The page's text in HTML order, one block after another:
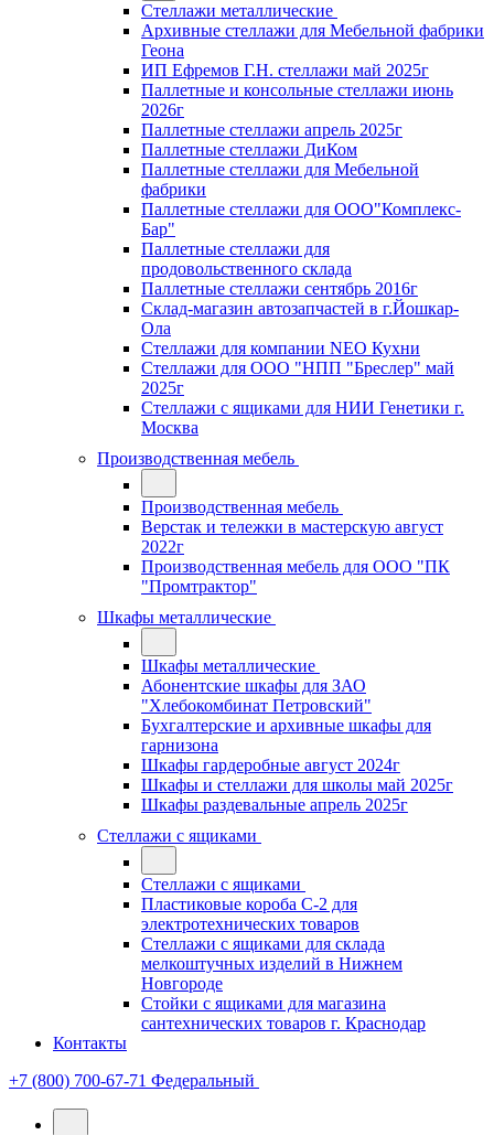
Стеллажи металлические
Архивные стеллажи для Мебельной фабрики
Геона
ИП Ефремов Г.Н. стеллажи май 2025г
Паллетные и консольные стеллажи июнь
2026г
Паллетные стеллажи апрель 2025г
Паллетные стеллажи ДиКом
Паллетные стеллажи для Мебельной
фабрики
Паллетные стеллажи для ООО"Комплекс-
Бар"
Паллетные стеллажи для
продовольственного склада
Паллетные стеллажи сентябрь 2016г
Склад-магазин автозапчастей в г.Йошкар-
Ола
Стеллажи для компании NEO Кухни
Стеллажи для ООО "НПП "Бреслер" май
2025г
Стеллажи с ящиками для НИИ Генетики г.
Москва
Производственная мебель
Производственная мебель
Верстак и тележки в мастерскую август
2022г
Производственная мебель для ООО "ПК
"Промтрактор"
Шкафы металлические
Шкафы металлические
Абонентские шкафы для ЗАО
"Хлебокомбинат Петровский"
Бухгалтерские и архивные шкафы для
гарнизона
Шкафы гардеробные август 2024г
Шкафы и стеллажи для школы май 2025г
Шкафы раздевальные апрель 2025г
Стеллажи с ящиками
Стеллажи с ящиками
Пластиковые короба С-2 для
электротехнических товаров
Стеллажи с ящиками для склада
мелкоштучных изделий в Нижнем
Новгороде
Стойки с ящиками для магазина
сантехнических товаров г. Краснодар
Контакты
+7 (800) 700-67-71 Федеральный